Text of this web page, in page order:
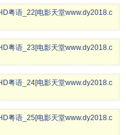
粤语_22[电影天堂www.dy2018.c
粤语_23[电影天堂www.dy2018.c
粤语_24[电影天堂www.dy2018.c
粤语_25[电影天堂www.dy2018.c